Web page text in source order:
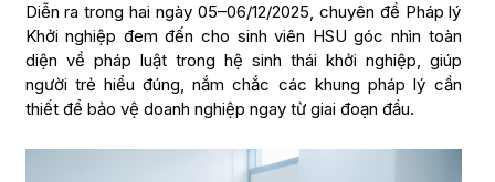
Diễn ra trong hai ngày 05–06/12/2025, chuyên đề Pháp lý
Khởi nghiệp đem đến cho sinh viên HSU góc nhìn toàn
diện về pháp luật trong hệ sinh thái khởi nghiệp, giúp
người trẻ hiểu đúng, nắm chắc các khung pháp lý cần
thiết để bảo vệ doanh nghiệp ngay từ giai đoạn đầu.